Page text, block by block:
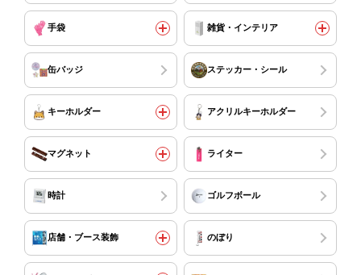
手袋 雑貨・インテリア
缶バッジ ステッカー・シール
キーホルダー アクリルキーホルダー
マグネット ライター
時計 ゴルフボール
店舗・ブース装飾 のぼり